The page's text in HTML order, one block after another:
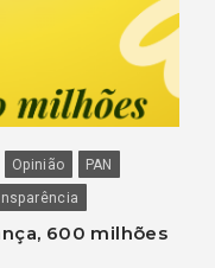
Opinião
PAN
600 milhões